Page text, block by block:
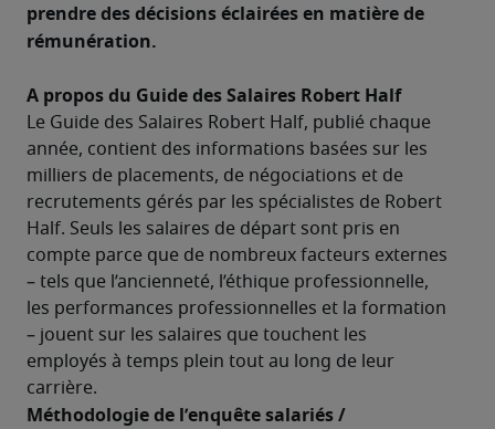
prendre des décisions éclairées en matière de
rémunération.
A propos du Guide des Salaires Robert Half
Le Guide des Salaires Robert Half, publié chaque
année, contient des informations basées sur les
milliers de placements, de négociations et de
recrutements gérés par les spécialistes de Robert
Half. Seuls les salaires de départ sont pris en
compte parce que de nombreux facteurs externes
– tels que l’ancienneté, l’éthique professionnelle,
les performances professionnelles et la formation
– jouent sur les salaires que touchent les
employés à temps plein tout au long de leur
carrière.
Méthodologie de l’enquête salariés /